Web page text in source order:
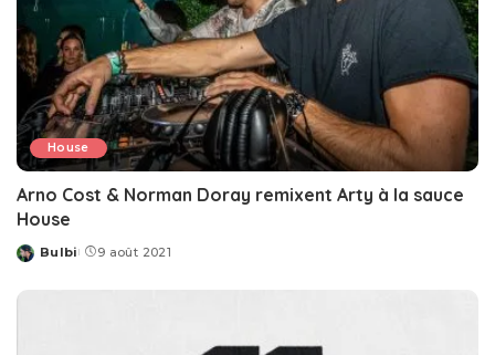
House
Arno Cost & Norman Doray remixent Arty à la sauce
House
Posted
Bulbi 9 août 2021